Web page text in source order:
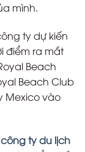
mình.
ty dự kiến
điểm ra mắt
Beach
Beach Club
Mexico vào
công ty du lịch